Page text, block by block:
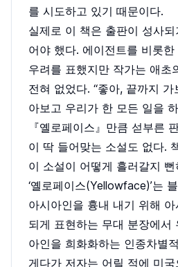
를 시도하고 있기 때문이다.
실제로 이 책은 출판이 성사
어야 했다. 에이전트를 비롯
우려를 표했지만 작가는 애초
전혀 없었다. “좋아, 끝까지
아보고 우리가 한 모든 일을
『옐로페이스』만큼 섣부른
이 딱 들어맞는 소설도 없다.
이 소설이 어떻게 흘러갈지
‘옐로페이스(Yellowface)’는
아시아인을 흉내 내기 위해
되게 표현하는 무대 분장에서
아인을 희화화하는 인종차별
게다가 저자는 어릴 적에 미